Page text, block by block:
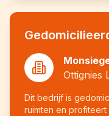
Ottignies
Dit bedrijf is
ruimten en